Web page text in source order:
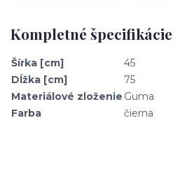
Kompletné špecifikácie
Šírka [cm]
45
Dĺžka [cm]
75
Materiálové zloženie Guma
Farba
čierna